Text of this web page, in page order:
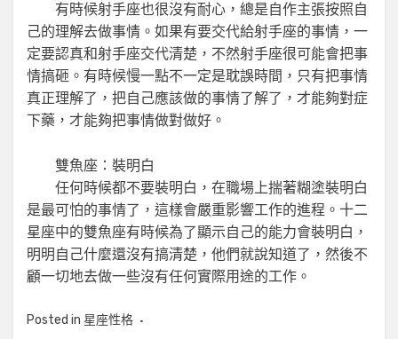
有時候射手座也很沒有耐心，總是自作主張按照自
己的理解去做事情。如果有要交代給射手座的事情，一
定要認真和射手座交代清楚，不然射手座很可能會把事
情搞砸。有時候慢一點不一定是耽誤時間，只有把事情
真正理解了，把自己應該做的事情了解了，才能夠對症
下藥，才能夠把事情做對做好。
雙魚座：裝明白
任何時候都不要裝明白，在職場上揣著糊塗裝明白
是最可怕的事情了，這樣會嚴重影響工作的進程。十二
星座中的雙魚座有時候為了顯示自己的能力會裝明白，
明明自己什麼還沒有搞清楚，他們就說知道了，然後不
顧一切地去做一些沒有任何實際用途的工作。
Posted in 星座性格